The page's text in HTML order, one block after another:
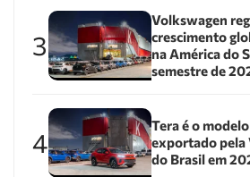
3
Volkswagen
crescimento
na América do
semestre de
4
Tera é o
exportado pela
do Brasil em